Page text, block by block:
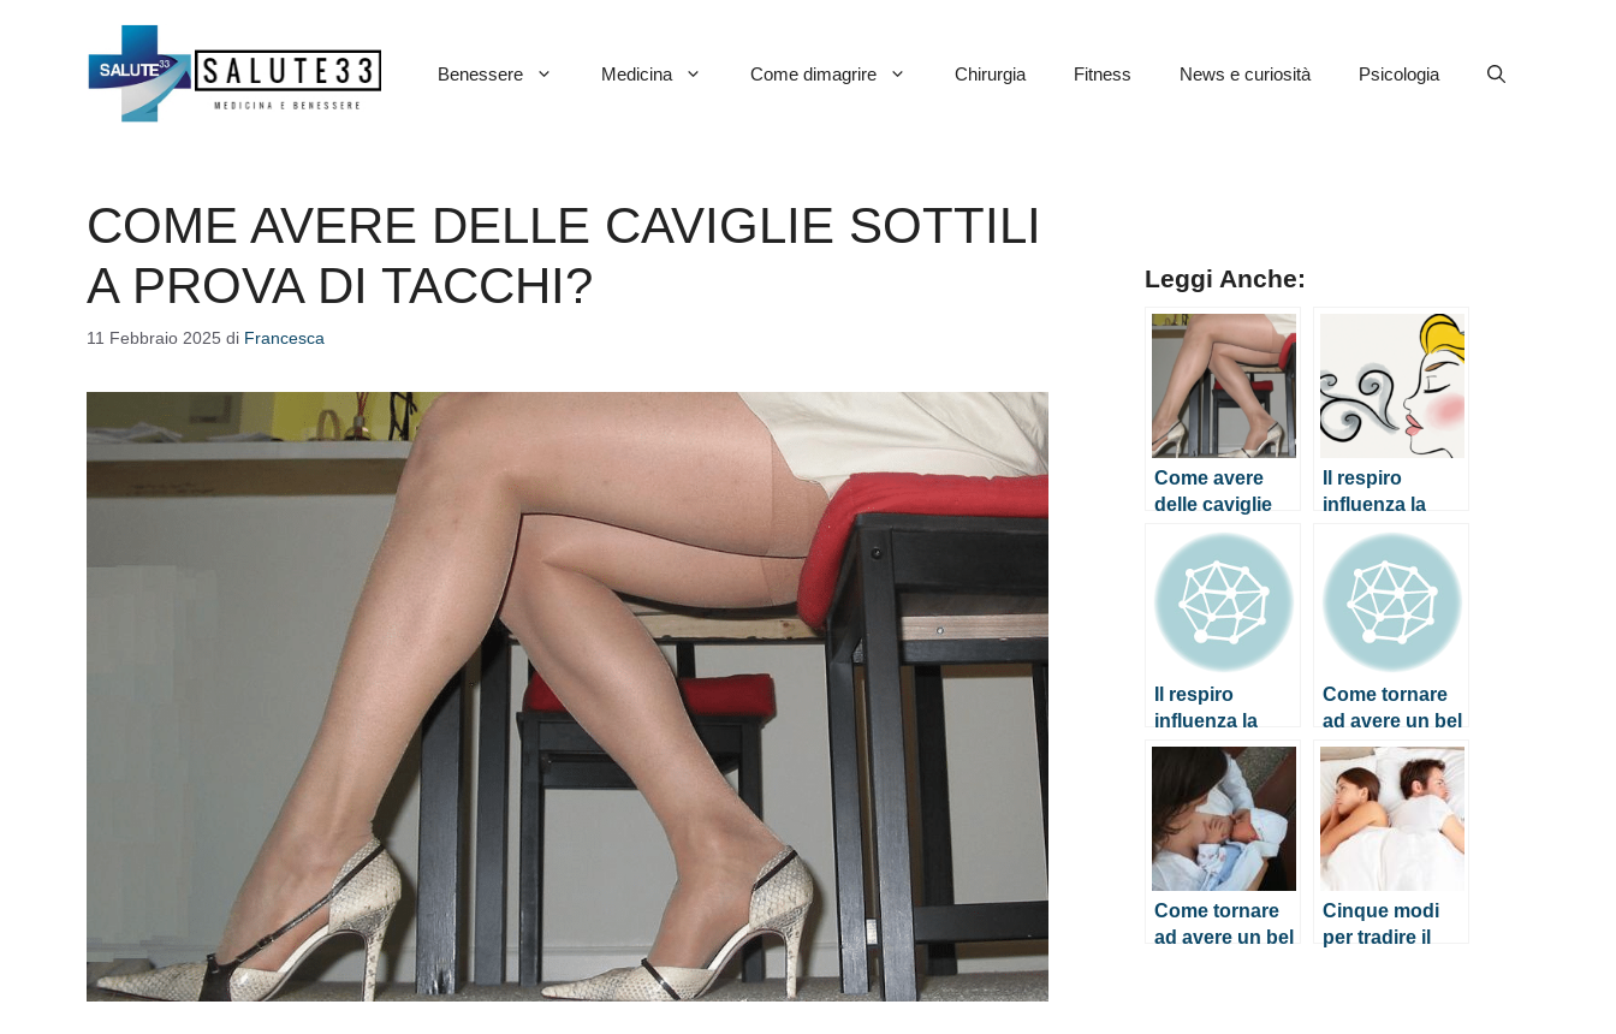
Benessere Medicina Come dimagrire Chirurgia Fitness News e curiosità Psicologia
COME AVERE DELLE CAVIGLIE SOTTILI
A PROVA DI TACCHI?
11 Febbraio 2025 di Francesca
Leggi Anche:
Come avere
delle caviglie
sottili a prova di
tacchi?
Il respiro
influenza la
mente e il
corpo: la prova
in uno studio
Il respiro
influenza la
mente e il
corpo: la prova
in uno studio
Come tornare
ad avere un bel
seno dopo
l’allattamento
Come tornare
ad avere un bel
Cinque modi
per tradire il